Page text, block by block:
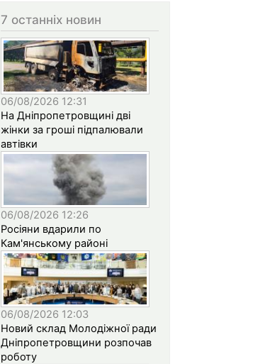
7 останніх новин
06/08/2026 12:31
На Дніпропетровщині дві
жінки за гроші підпалювали
автівки
06/08/2026 12:26
Росіяни вдарили по
Кам'янському районі
06/08/2026 12:03
Новий склад Молодіжної ради
Дніпропетровщини розпочав
роботу